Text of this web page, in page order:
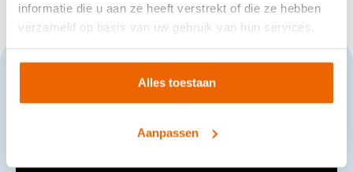
informatie die u aan ze heeft verstrekt of die ze hebben
verzameld op basis van uw gebruik van hun services.
Alles toestaan
Aanpassen